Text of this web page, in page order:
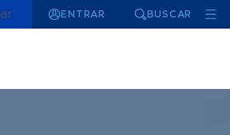
ENTRAR BUSCAR